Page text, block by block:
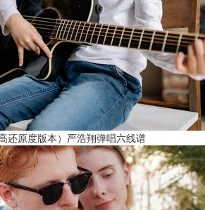
还原度版本）严浩翔弹唱六线谱